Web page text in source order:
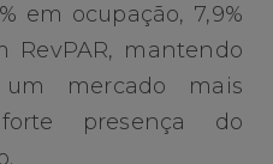
em ocupação, 7,9%
RevPAR, mantendo
mercado mais
presença do